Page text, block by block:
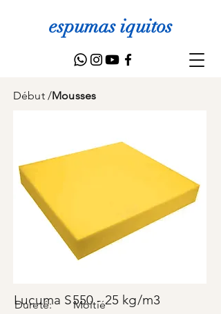
espumas iquitos
Début /Mousses
Lucuma S550 - 25 kg/m3
Moitié
Dureté: